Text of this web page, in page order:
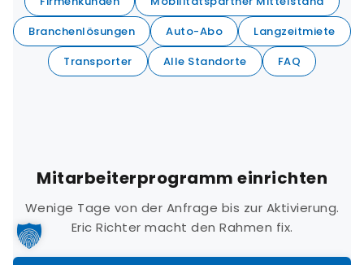
Branchenlösungen
Auto-Abo
Langzeitmiete
Transporter
Alle Standorte FAQ
Mitarbeiterprogramm einrichten
Wenige Tage von der Anfrage bis zur Aktivierung.
Eric Richter macht den Rahmen fix.